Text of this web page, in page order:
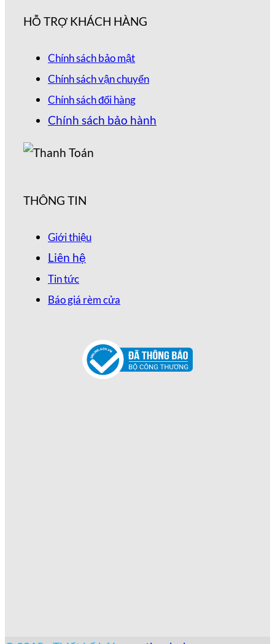
HỖ TRỢ KHÁCH HÀNG
Chính sách bảo mật
Chính sách vận chuyển
Chính sách đổi hàng
Chính sách bảo hành
THÔNG TIN
Giới thiệu
Liên hệ
Tin tức
Báo giá rèm cửa